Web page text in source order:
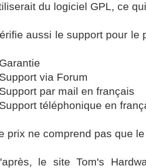
du logiciel GPL, ce
aussi le support pour le
via Forum
par mail en français
téléphonique en
prix ne comprend pas que
le site Tom's